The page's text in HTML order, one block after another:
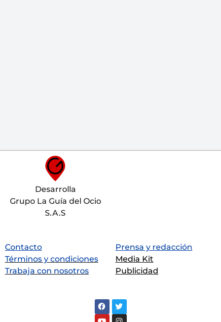
Desarrolla
Grupo La Guía del Ocio
S.A.S
Contacto
Términos y condiciones
Trabaja con nosotros
Prensa y redacción
Media Kit
Publicidad